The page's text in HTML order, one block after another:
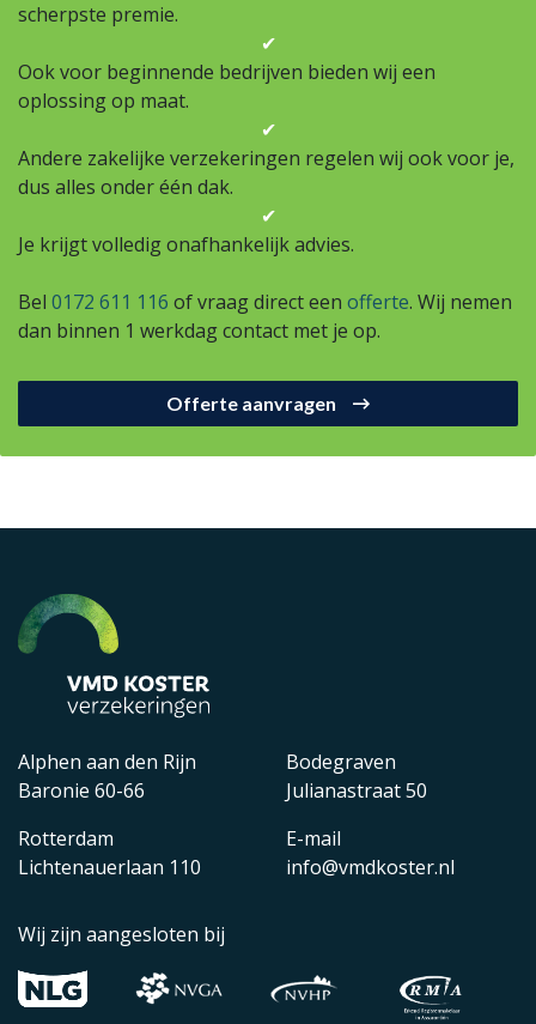
scherpste premie.
✔
Ook voor beginnende bedrijven bieden wij een
oplossing op maat.
✔
Andere zakelijke verzekeringen regelen wij ook voor je,
dus alles onder één dak.
✔
Je krijgt volledig onafhankelijk advies.
Bel 0172 611 116 of vraag direct een offerte. Wij nemen
dan binnen 1 werkdag contact met je op.
Offerte aanvragen
Alphen aan den Rijn
Baronie 60-66
Rotterdam
Lichtenauerlaan 110
Bodegraven
Julianastraat 50
E-mail
info@vmdkoster.nl
Wij zijn aangesloten bij